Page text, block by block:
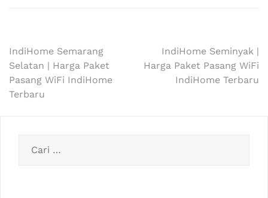
Navigasi
pos
IndiHome Semarang
Selatan | Harga Paket
Pasang WiFi IndiHome
Terbaru
IndiHome Seminyak |
Harga Paket Pasang WiFi
IndiHome Terbaru
untuk: